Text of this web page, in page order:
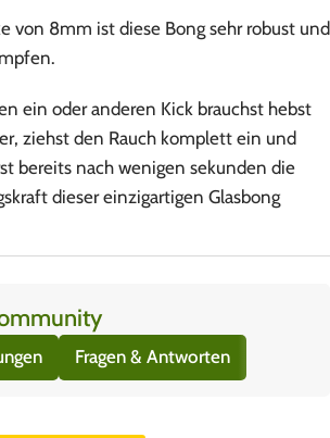
von 8mm ist diese Bong sehr robust und
ein oder anderen Kick brauchst hebst
ziehst den Rauch komplett ein und
bereits nach wenigen sekunden die
dieser einzigartigen Glasbong
Fragen & Antworten